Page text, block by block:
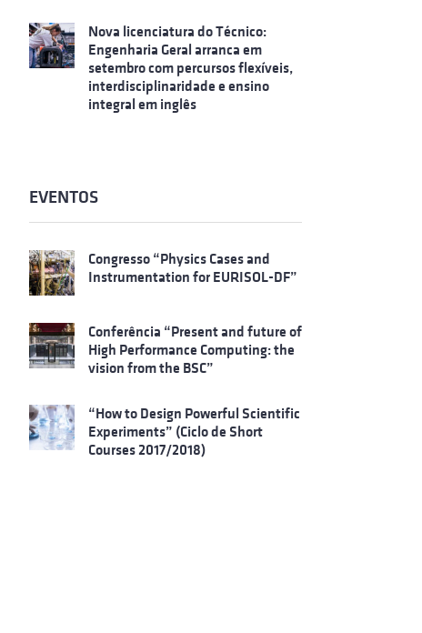
Nova licenciatura do Técnico:
Engenharia Geral arranca em
setembro com percursos flexíveis,
interdisciplinaridade e ensino
integral em inglês
EVENTOS
Congresso “Physics Cases and
Instrumentation for EURISOL-DF”
Conferência “Present and future of
High Performance Computing: the
vision from the BSC”
“How to Design Powerful Scientific
Experiments” (Ciclo de Short
Courses 2017/2018)